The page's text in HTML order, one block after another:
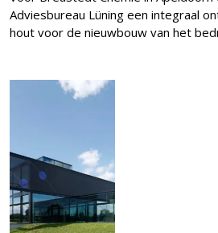
Adviesbureau Lüning een integraal
hout voor de nieuwbouw van het